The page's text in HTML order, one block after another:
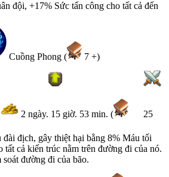
đội, +17% Sức tấn công cho tất cả đến
Cuồng Phong ( 7 +)
2 ngày. 15 giờ. 53 min. (
25
địch, gây thiệt hại bằng 8% Máu tối
tất cả kiến trúc nằm trên đường đi của nó.
đường đi của bão.